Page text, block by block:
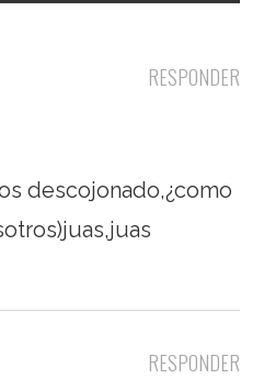
RESPONDER
descojonado,¿como
RESPONDER